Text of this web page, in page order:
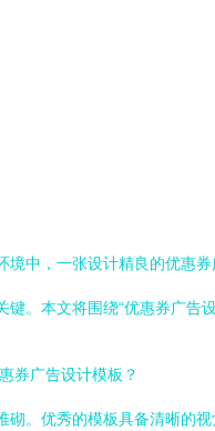
境中，一张设计精良的优惠
。本文将围绕“优惠券广告
券广告设计模板？
砌。优秀的模板具备清晰的